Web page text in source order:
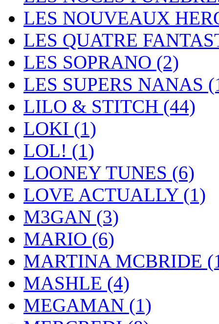
LES NOUVEAUX
LES QUATRE
LES SOPRANO (2)
LES SUPERS NANAS
LILO & STITCH (44)
LOKI (1)
LOL! (1)
LOONEY TUNES (6)
LOVE ACTUALLY (1)
M3GAN (3)
MARIO (6)
MARTINA MCBRIDE
MASHLE (4)
MEGAMAN (1)